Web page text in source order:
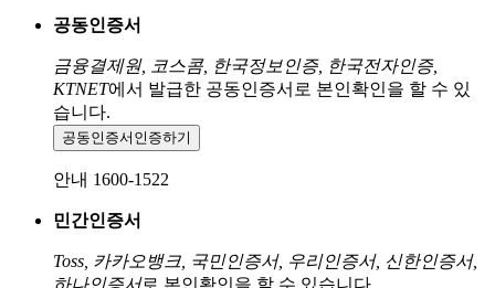
공동인증서
금융결제원, 코스콤, 한국정보인증, 한국전자인증,
KTNET에서 발급한 공동인증서로 본인확인을 할 수 있
습니다.
공동인증서 인증하기
안내 1600-1522
민간인증서
Toss, 카카오뱅크, 국민인증서, 우리인증서, 신한인증서,